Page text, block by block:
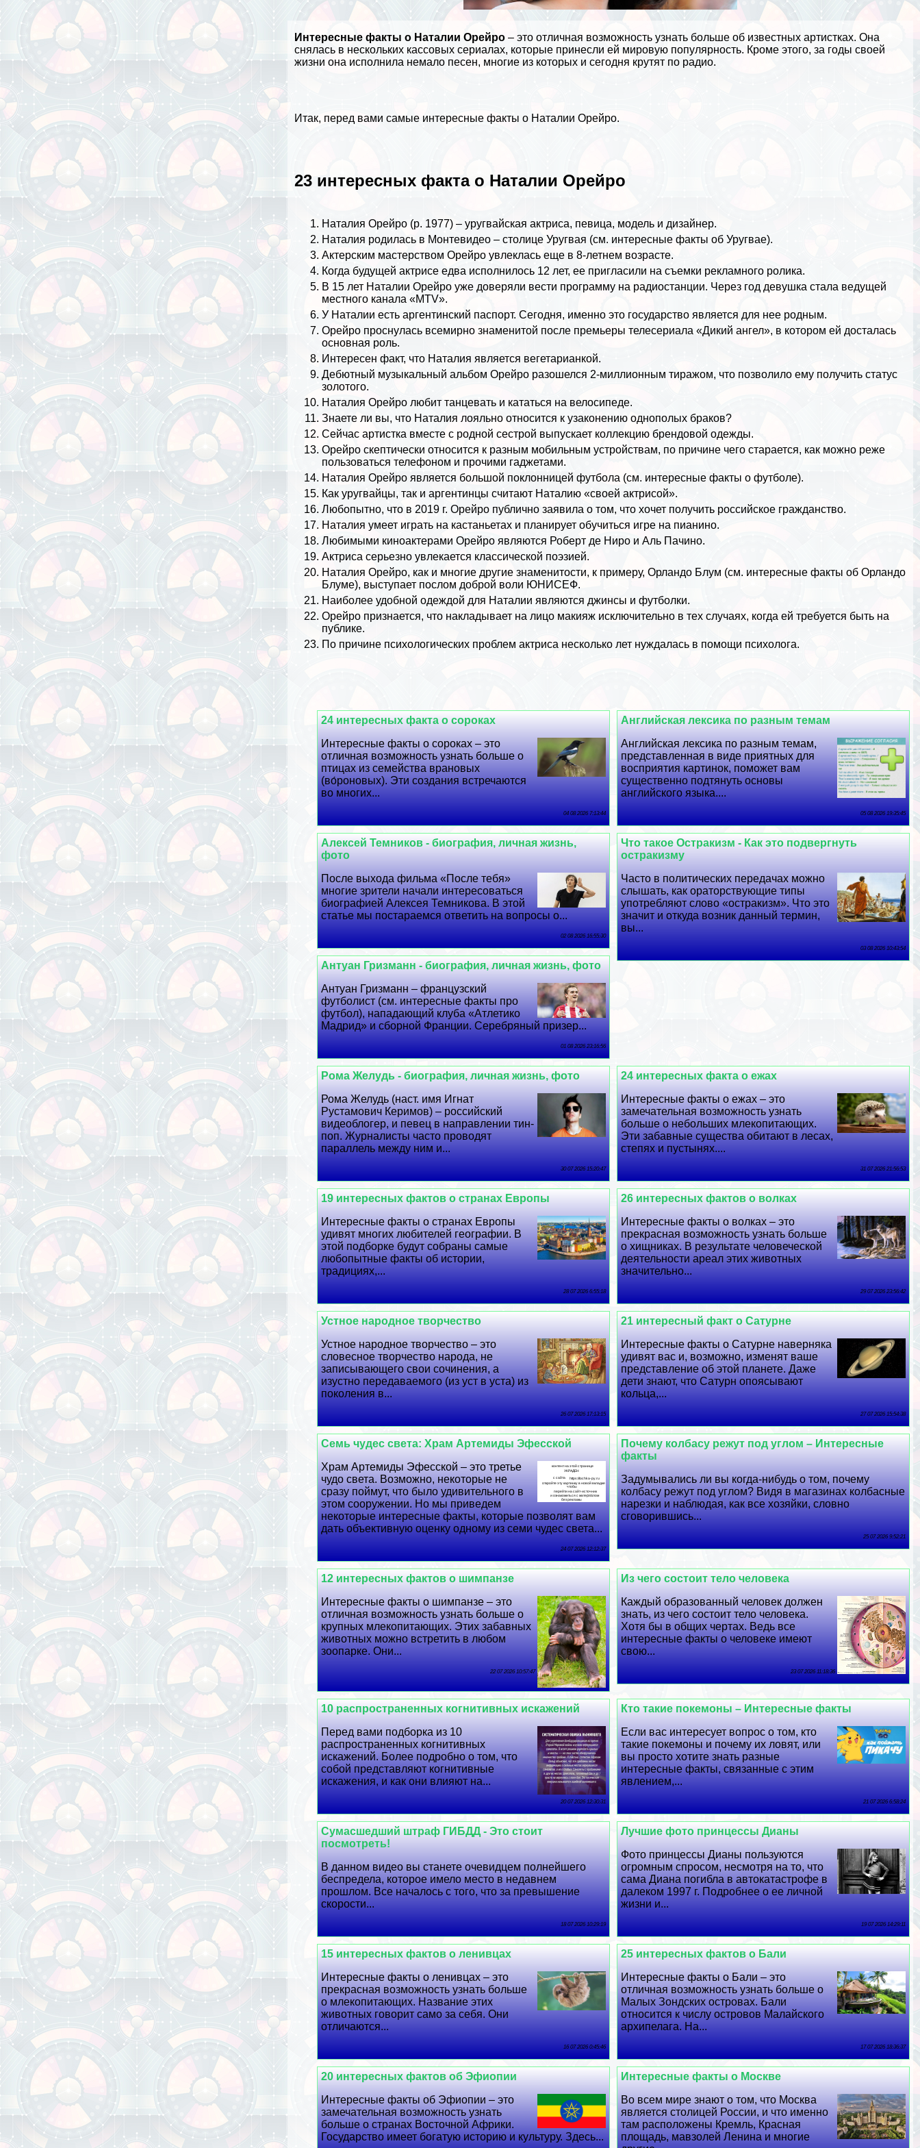
Интересные факты о Наталии Орейро – это отличная возможность узнать больше об известных артистках. Она
снялась в нескольких кассовых сериалах, которые принесли ей мировую популярность. Кроме этого, за годы своей
жизни она исполнила немало песен, многие из которых и сегодня крутят по радио.
Итак, перед вами самые интересные факты о Наталии Орейро.
23 интересных факта о Наталии Орейро
Наталия Орейро (р. 1977) – уругвайская актриса, певица, модель и дизайнер.
Наталия родилась в Монтевидео – столице Уругвая (см. интересные факты об Уругвае).
Актерским мастерством Орейро увлеклась еще в 8-летнем возрасте.
Когда будущей актрисе едва исполнилось 12 лет, ее пригласили на съемки рекламного ролика.
В 15 лет Наталии Орейро уже доверяли вести программу на радиостанции. Через год дeвyшка стала ведущей
местного канала «MTV».
У Наталии естьаргентинский паспорт. Сегодня, именно это государство является для нее родным.
Орейро проснулась всемирно знаменитой после премьеры телесериала «Дикий ангел», в котором ей досталась
основная роль.
Интересен факт, что Наталия является вегетарианкой.
Дебютный музыкальный альбом Орейро разошелся 2-миллионным тиражом, что позволило ему получить статус
золотого.
Наталия Орейро любит танцевать и кататься на велосипеде.
Знаете ли вы, что Наталия лояльно относится к узаконению однополых бpaков?
Сейчас артистка вместе с родной сестрой выпускает коллекцию брендовой одежды.
Орейро скептически относится к разным мобильным устройствам, по причине чего старается, как можно реже
пользоваться телефоном и прочими гаджетами.
Наталия Орейро является большой поклонницей футбола (см. интересные факты о футболе).
Как уругвайцы, так и аргентинцы считают Наталию «своей актрисой».
Любопытно, что в 2019 г. Орейро публично заявила о том, что хочет получить российское гражданство.
Наталия умеет играть на кастаньетах и планирует обучиться игре на пианино.
Любимыми киноактерами Орейро являются Роберт де Ниро и Аль Пачино.
Актриса серьезно увлекается классической поэзией.
Наталия Орейро, как и многие другие знаменитости, к примеру, Орландо Блум (см. интересные факты об Орландо
Блуме), выступает послом доброй воли ЮНИСЕФ.
Наиболее удобной одеждой для Наталии являютсяджинсы и футболки.
Орейро признается, что накладывает на лицо макияж исключительно в тех случаях, когда ей требуется быть на
публике.
По причине психологических проблем актриса несколько лет нуждалась в помощи психолога.
Английская лексика по разным темам
Английская лексика по разным темам,
представленная в виде приятных для
восприятия картинок, поможет вам
существенно подтянуть основы
английского языка....
05 08 2026 19:35:45
24 интересных факта о сороках
Интересные факты о сороках – это
отличная возможность узнать больше о
птицах из семейства врановых
(во́роновых). Эти создания встречаются
во многих...
04 08 2026 7:13:44
Что такое Остpaкизм - Как это подвергнуть
остpaкизму
Часто в политических передачах можно
слышать, как ораторствующие типы
употрeбляют слово «остpaкизм». Что это
значит и откуда возник данный термин,
вы...
03 08 2026 10:43:54
Алексей Темников - биография, личная жизнь,
фото
После выхода фильма «После тебя»
многие зрители начали интересоваться
биографией Алексея Темникова. В этой
статье мы постараемся ответить на вопросы о...
02 08 2026 16:55:30
Антуан Гризманн - биография, личная жизнь, фото
Антуан Гризманн – французский
футболист (см. интересные факты про
футбол), нападающий клуба «Атлетико
Мадрид» и сборной Франции. Серебряный призер...
01 08 2026 23:16:56
24 интересных факта о ежах
Интересные факты о ежах – это
замечательная возможность узнать
больше о небольших млекопитающих.
Эти забавные существа обитают в лесах,
степях и пустынях....
31 07 2026 21:56:53
Рома Желудь - биография, личная жизнь, фото
Рома Желудь (наст. имя Игнат
Рустамович Керимов) – российский
видеоблогер, и певец в направлении тин-
поп. Журналисты часто проводят
параллель между ним и...
30 07 2026 15:20:47
26 интересных фактов о волках
Интересные факты о волках – это
прекрасная возможность узнать больше
о хищниках. В результате человеческой
деятельности ареал этих животных
значительно...
29 07 2026 23:56:42
19 интересных фактов о странах Европы
Интересные факты о странах Европы
удивят многих любителей географии. В
этой подборке будут собраны самые
любопытные факты об истории,
традициях,...
28 07 2026 6:55:18
21 интересный факт о Сатурне
Интересные факты о Сатурне наверняка
удивят вас и, возможно, изменят ваше
представление об этой планете. Даже
дети знают, что Сатурн опоясывают
кольца,...
27 07 2026 15:54:38
Устное народное творчество
Устное народное творчество – это
словесное творчество народа, не
записывающего свои сочинения, а
изустно передаваемого (из уст в уста) из
поколения в...
26 07 2026 17:13:15
Почему колбасу режут под углом – Интересные
факты
Задумывались ли вы когда-нибудь о том, почему
колбасу режут под углом? Видя в магазинах колбасные
нарезки и наблюдая, как все хозяйки, словно
сговорившись...
25 07 2026 9:52:21
Семь чудес света: Храм Артемиды Эфесской
Храм Артемиды Эфесской – это третье
чудо света. Возможно, некоторые не
сразу поймут, что было удивительного в
этом сооружении. Но мы приведем
некоторые интересные факты, которые позволят вам
дать объективную оценку одному из семи чудес света...
24 07 2026 12:12:37
Из чего состоит тело человека
Каждый образованный человек должен
знать, из чего состоит тело человека.
Хотя бы в общих чертах. Ведь все
интересные факты о человеке имеют
свою...
23 07 2026 11:18:36
12 интересных фактов о шимпанзе
Интересные факты о шимпанзе – это
отличная возможность узнать больше о
крупных млекопитающих. Этих забавных
животных можно встретить в любом
зоопарке. Они...
22 07 2026 10:57:47
Кто такие покемоны – Интересные факты
Если вас интересует вопрос о том, кто
такие покемоны и почему их ловят, или
вы просто хотите знать разные
интересные факты, связанные с этим
явлением,...
21 07 2026 6:58:24
10 распространенных когнитивных искажений
Перед вами подборка из 10
распространенных когнитивных
искажений. Более подробно о том, что
собой представляют когнитивные
искажения, и как они влияют на...
20 07 2026 12:30:31
Лучшие фото принцессы Дианы
Фото принцессы Дианы пользуются
огромным спросом, несмотря на то, что
сама Диана погибла в автокатастрофе в
далеком 1997 г. Подробнее о ее личной
жизни и...
19 07 2026 14:29:11
Cyмacшедший штраф ГИБДД - Это стоит
посмотреть!
В данном видео вы станете очевидцем полнейшего
беспредела, которое имело место в недавнем
прошлом. Все началось с того, что за превышение
скорости...
18 07 2026 10:29:19
25 интересных фактов о Бали
Интересные факты о Бали – это
отличная возможность узнать больше о
Малых Зондских островах. Бали
относится к числу островов Малайского
архипелага. На...
17 07 2026 18:36:37
15 интересных фактов о ленивцах
Интересные факты о ленивцах – это
прекрасная возможность узнать больше
о млекопитающих. Название этих
животных говорит само за себя. Они
отличаются...
16 07 2026 0:45:46
Интересные факты о Москве
Во всем мире знают о том, что Москва
является столицей России, и что именно
там расположены Кремль, Красная
площадь, мавзолей Ленина и многие
20 интересных фактов об Эфиопии
Интересные факты об Эфиопии – это
замечательная возможность узнать
больше о странах Восточной Африки.
Государство имеет богатую историю и культуру. Здесь...